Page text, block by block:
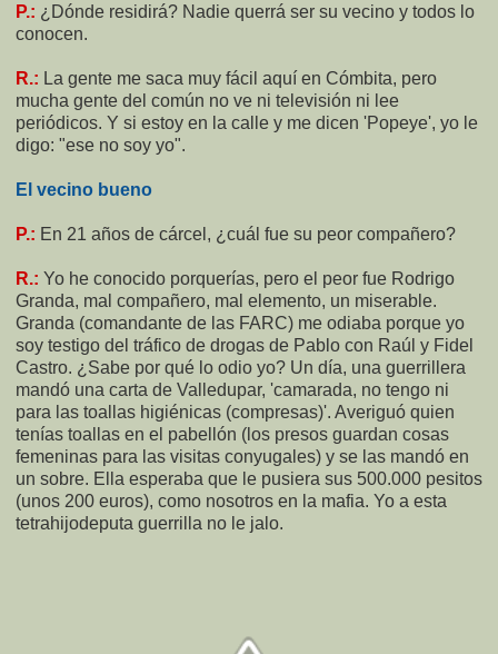
P.: ¿Dónde residirá? Nadie querrá ser su vecino y todos lo
conocen.
R.: La gente me saca muy fácil aquí en Cómbita, pero
mucha gente del común no ve ni televisión ni lee
periódicos. Y si estoy en la calle y me dicen 'Popeye', yo le
digo: "ese no soy yo".
El vecino bueno
P.: En 21 años de cárcel, ¿cuál fue su peor compañero?
R.: Yo he conocido porquerías, pero el peor fue Rodrigo
Granda, mal compañero, mal elemento, un miserable.
Granda (comandante de las FARC) me odiaba porque yo
soy testigo del tráfico de drogas de Pablo con Raúl y Fidel
Castro. ¿Sabe por qué lo odio yo? Un día, una guerrillera
mandó una carta de Valledupar, 'camarada, no tengo ni
para las toallas higiénicas (compresas)'. Averiguó quien
tenías toallas en el pabellón (los presos guardan cosas
femeninas para las visitas conyugales) y se las mandó en
un sobre. Ella esperaba que le pusiera sus 500.000 pesitos
(unos 200 euros), como nosotros en la mafia. Yo a esta
tetrahijodeputa guerrilla no le jalo.